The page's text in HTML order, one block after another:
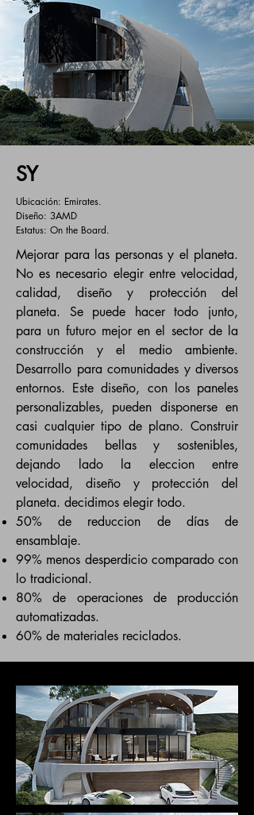
SY
Ubicación: Emirates.
Diseño: 3AMD
Estatus: On the Board.
Mejorar para las personas y el planeta.
No es necesario elegir entre velocidad,
calidad, diseño y protección del
planeta. Se puede hacer todo junto,
para un futuro mejor en el sector de la
construcción y el medio ambiente.
Desarrollo para comunidades y diversos
entornos. Este diseño, con los paneles
personalizables, pueden disponerse en
casi cualquier tipo de plano. Construir
comunidades bellas y sostenibles,
dejando lado la eleccion entre
velocidad, diseño y protección del
planeta. decidimos elegir todo.
50% de reduccion de días de
ensamblaje.
99% menos desperdicio comparado con
lo tradicional.
80% de operaciones de producción
automatizadas.
60% de materiales reciclados.